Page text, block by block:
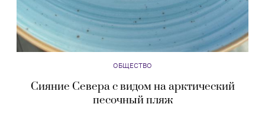
ОБЩЕСТВО
Сияние Севера с видом на арктический
песочный пляж